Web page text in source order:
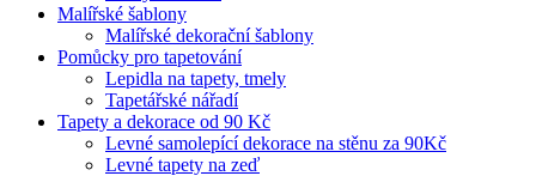
Malířské šablony
Malířské dekorační šablony
Pomůcky pro tapetování
Lepidla na tapety, tmely
Tapetářské nářadí
Tapety a dekorace od 90 Kč
Levné samolepící dekorace na stěnu za 90Kč
Levné tapety na zeď